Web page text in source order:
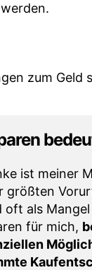
ist meiner
größten
oft als
für mich,